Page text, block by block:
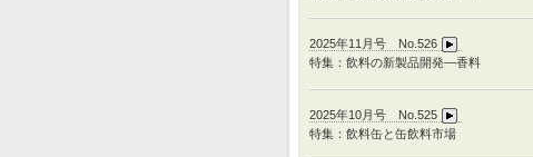
2025年11月号 No.526
特集：飲料の新製品開発―香料
2025年10月号 No.525
特集：飲料缶と缶飲料市場